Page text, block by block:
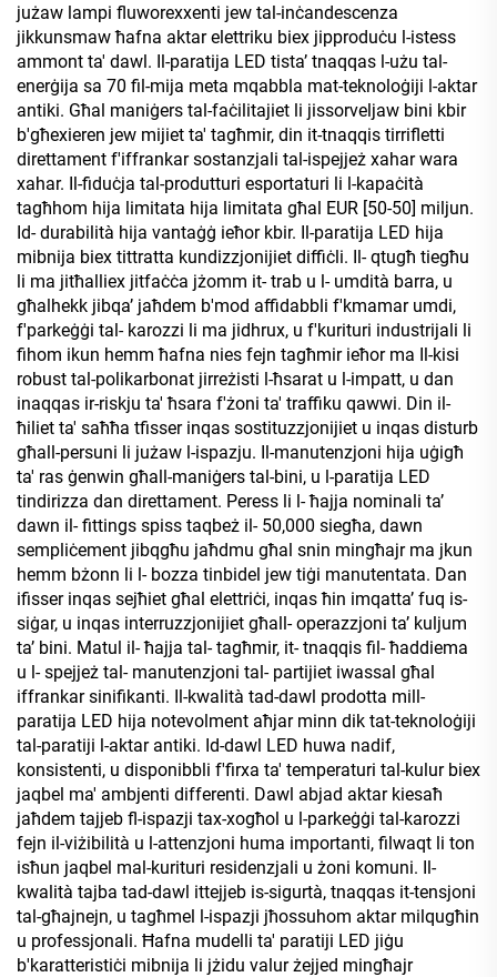
jużaw lampi fluworexxenti jew tal-inċandescenza
jikkunsmaw ħafna aktar elettriku biex jipproduċu l-istess
ammont ta' dawl. Il-paratija LED tistaʼ tnaqqas l-użu tal-
enerġija sa 70 fil-mija meta mqabbla mat-teknoloġiji l-aktar
antiki. Għal maniġers tal-faċilitajiet li jissorveljaw bini kbir
b'għexieren jew mijiet ta' tagħmir, din it-tnaqqis tirrifletti
direttament f'iffrankar sostanzjali tal-ispejjeż xahar wara
xahar. Il-fiduċja tal-produtturi esportaturi li l-kapaċità
tagħhom hija limitata hija limitata għal EUR [50-50] miljun.
Id- durabilità hija vantaġġ ieħor kbir. Il-paratija LED hija
mibnija biex tittratta kundizzjonijiet diffiċli. Il- qtugħ tiegħu
li ma jitħalliex jitfaċċa jżomm it- trab u l- umdità barra, u
għalhekk jibqaʼ jaħdem b'mod affidabbli f'kmamar umdi,
f'parkeġġi tal- karozzi li ma jidhrux, u f'kurituri industrijali li
fihom ikun hemm ħafna nies fejn tagħmir ieħor ma Il-kisi
robust tal-polikarbonat jirreżisti l-ħsarat u l-impatt, u dan
inaqqas ir-riskju ta' ħsara f'żoni ta' traffiku qawwi. Din il-
ħiliet ta' saħħa tfisser inqas sostituzzjonijiet u inqas disturb
għall-persuni li jużaw l-ispazju. Il-manutenzjoni hija uġigħ
ta' ras ġenwin għall-maniġers tal-bini, u l-paratija LED
tindirizza dan direttament. Peress li l- ħajja nominali taʼ
dawn il- fittings spiss taqbeż il- 50,000 siegħa, dawn
sempliċement jibqgħu jaħdmu għal snin mingħajr ma jkun
hemm bżonn li l- bozza tinbidel jew tiġi manutentata. Dan
ifisser inqas sejħiet għal elettriċi, inqas ħin imqattaʼ fuq is-
siġar, u inqas interruzzjonijiet għall- operazzjoni taʼ kuljum
taʼ bini. Matul il- ħajja tal- tagħmir, it- tnaqqis fil- ħaddiema
u l- spejjeż tal- manutenzjoni tal- partijiet iwassal għal
iffrankar sinifikanti. Il-kwalità tad-dawl prodotta mill-
paratija LED hija notevolment aħjar minn dik tat-teknoloġiji
tal-paratiji l-aktar antiki. Id-dawl LED huwa nadif,
konsistenti, u disponibbli f'firxa ta' temperaturi tal-kulur biex
jaqbel ma' ambjenti differenti. Dawl abjad aktar kiesaħ
jaħdem tajjeb fl-ispazji tax-xogħol u l-parkeġġi tal-karozzi
fejn il-viżibilità u l-attenzjoni huma importanti, filwaqt li ton
isħun jaqbel mal-kurituri residenzjali u żoni komuni. Il-
kwalità tajba tad-dawl ittejjeb is-sigurtà, tnaqqas it-tensjoni
tal-għajnejn, u tagħmel l-ispazji jħossuhom aktar milqugħin
u professjonali. Ħafna mudelli ta' paratiji LED jiġu
b'karatteristiċi mibnija li jżidu valur żejjed mingħajr